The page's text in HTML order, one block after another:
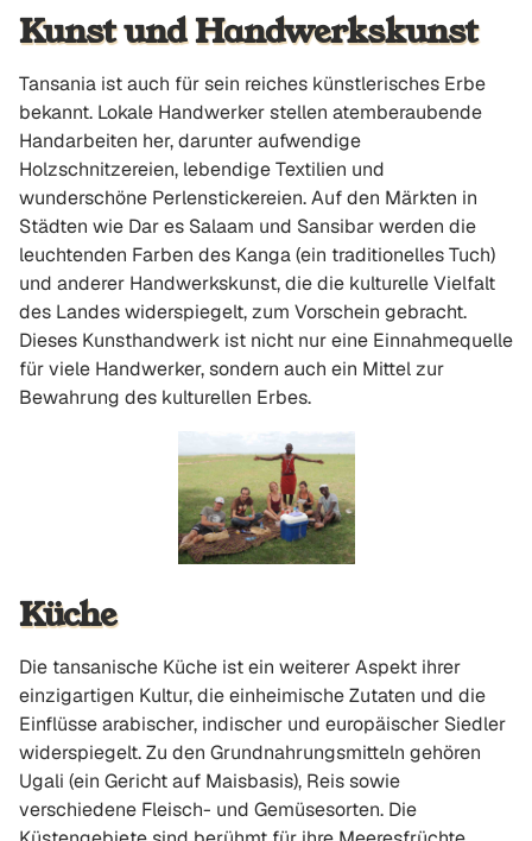
Kunst und Handwerkskunst
Tansania ist auch für sein reiches künstlerisches Erbe
bekannt. Lokale Handwerker stellen atemberaubende
Handarbeiten her, darunter aufwendige
Holzschnitzereien, lebendige Textilien und
wunderschöne Perlenstickereien. Auf den Märkten in
Städten wie Dar es Salaam und Sansibar werden die
leuchtenden Farben des Kanga (ein traditionelles Tuch)
und anderer Handwerkskunst, die die kulturelle Vielfalt
des Landes widerspiegelt, zum Vorschein gebracht.
Dieses Kunsthandwerk ist nicht nur eine Einnahmequelle
für viele Handwerker, sondern auch ein Mittel zur
Bewahrung des kulturellen Erbes.
Küche
Die tansanische Küche ist ein weiterer Aspekt ihrer
einzigartigen Kultur, die einheimische Zutaten und die
Einflüsse arabischer, indischer und europäischer Siedler
widerspiegelt. Zu den Grundnahrungsmitteln gehören
Ugali (ein Gericht auf Maisbasis), Reis sowie
verschiedene Fleisch- und Gemüsesorten. Die